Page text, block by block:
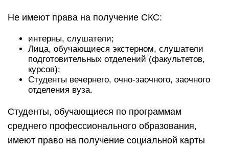
Не имеют права на получение СКС:
интерны, слушатели;
Лица, обучающиеся экстерном, слушатели
подготовительных отделений (факультетов,
курсов);
Студенты вечернего, очно-заочного, заочного
отделения вуза.
Студенты, обучающиеся по программам
среднего профессионального образования,
имеют право на получение социальной карты